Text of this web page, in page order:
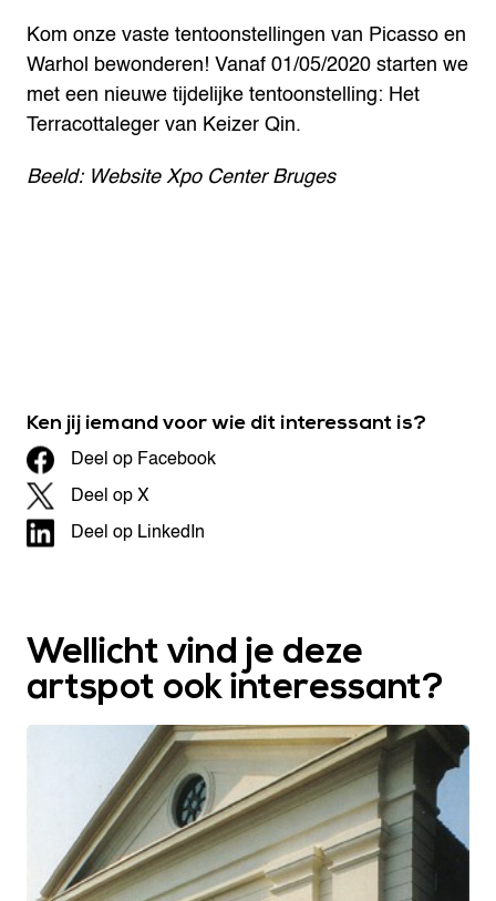
Kom onze vaste tentoonstellingen van Picasso en
Warhol bewonderen! Vanaf 01/05/2020 starten we
met een nieuwe tijdelijke tentoonstelling: Het
Terracottaleger van Keizer Qin.
Beeld: Website Xpo Center Bruges
Ken jij iemand voor wie dit interessant is?
Deel op Facebook
Deel op X
Deel op LinkedIn
Wellicht vind je deze
artspot ook interessant?